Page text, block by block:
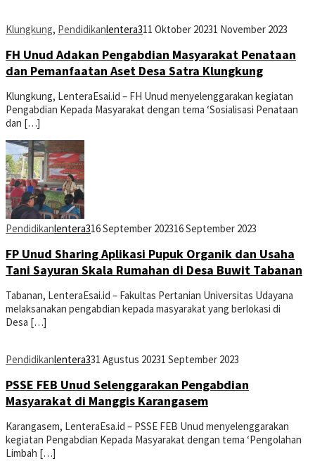
Klungkung, Pendidikanlentera311 Oktober 20231 November 2023
FH Unud Adakan Pengabdian Masyarakat Penataan
dan Pemanfaatan Aset Desa Satra Klungkung
Klungkung, LenteraEsai.id – FH Unud menyelenggarakan kegiatan
Pengabdian Kepada Masyarakat dengan tema ‘Sosialisasi Penataan
dan […]
Pendidikanlentera316 September 202316 September 2023
FP Unud Sharing Aplikasi Pupuk Organik dan Usaha
Tani Sayuran Skala Rumahan di Desa Buwit Tabanan
Tabanan, LenteraEsai.id – Fakultas Pertanian Universitas Udayana
melaksanakan pengabdian kepada masyarakat yang berlokasi di
Desa […]
Pendidikanlentera331 Agustus 20231 September 2023
PSSE FEB Unud Selenggarakan Pengabdian
Masyarakat di Manggis Karangasem
Karangasem, LenteraEsa.id – PSSE FEB Unud menyelenggarakan
kegiatan Pengabdian Kepada Masyarakat dengan tema ‘Pengolahan
Limbah […]